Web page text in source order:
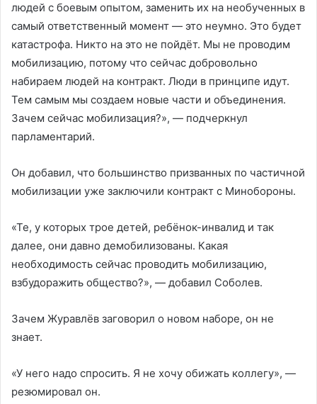
людей с боевым опытом, заменить их на необученных в
самый ответственный момент — это неумно. Это будет
катастрофа. Никто на это не пойдёт. Мы не проводим
мобилизацию, потому что сейчас добровольно
набираем людей на контракт. Люди в принципе идут.
Тем самым мы создаем новые части и объединения.
Зачем сейчас мобилизация?», — подчеркнул
парламентарий.
Он добавил, что большинство призванных по частичной
мобилизации уже заключили контракт с Минобороны.
«Те, у которых трое детей, ребёнок-инвалид и так
далее, они давно демобилизованы. Какая
необходимость сейчас проводить мобилизацию,
взбудоражить общество?», — добавил Соболев.
Зачем Журавлёв заговорил о новом наборе, он не
знает.
«У него надо спросить. Я не хочу обижать коллегу», —
резюмировал он.